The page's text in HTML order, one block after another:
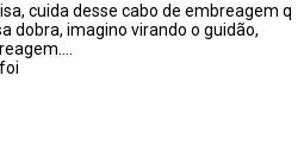
cuida desse cabo de embreagem q
dobra, imagino virando o guidão,